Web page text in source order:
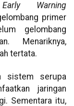
Warning
primer
gelombang
Menariknya,
tertata.
sistem serupa
jaringan
Sementara itu,